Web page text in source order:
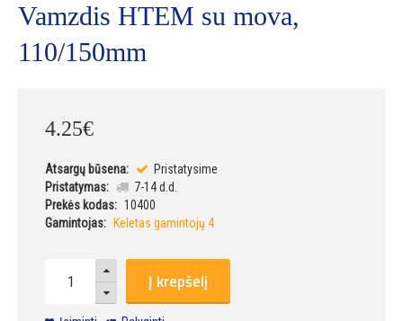
Vamzdis HTEM su mova,
110/150mm
4.25€
Atsargų būsena:
Pristatysime
Pristatymas:
7-14 d.d.
Prekės kodas: 10400
Gamintojas:
Keletas gamintojų 4
Į krepšelį